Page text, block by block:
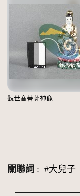
觀世音菩薩神像
關聯詞 : #大兒子